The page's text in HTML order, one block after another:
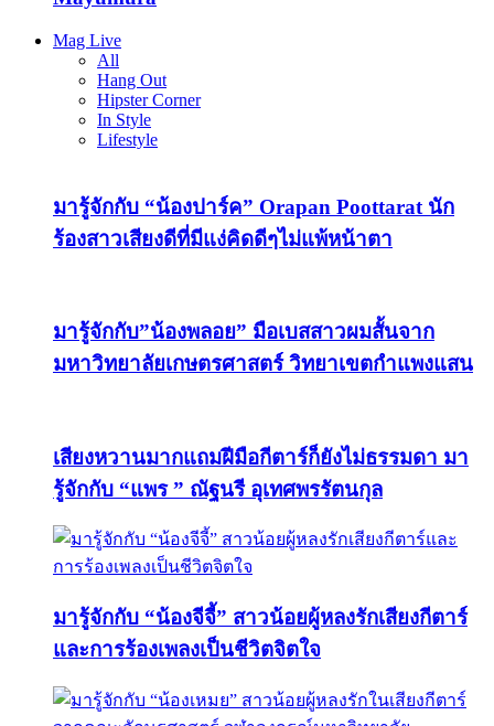
Mag Live
All
Hang Out
Hipster Corner
In Style
Lifestyle
มารู้จักกับ “น้องปาร์ค” Orapan Poottarat นัก
ร้องสาวเสียงดีที่มีแง่คิดดีๆไม่แพ้หน้าตา
มารู้จักกับ”น้องพลอย” มือเบสสาวผมสั้นจาก
มหาวิทยาลัยเกษตรศาสตร์ วิทยาเขตกำแพงแสน
เสียงหวานมากแถมฝีมือกีตาร์ก็ยังไม่ธรรมดา มา
รู้จักกับ “แพร ” ณัฐนรี อุเทศพรรัตนกุล
มารู้จักกับ “น้องจีจี้” สาวน้อยผู้หลงรักเสียงกีตาร์
และการร้องเพลงเป็นชีวิตจิตใจ